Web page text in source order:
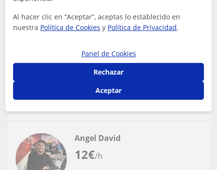
Profesora particular de primaria y ESO con
más de 7 años de experiencia
Soy Laura y llevo siendo profesora de clases particulares
disfruto haciendo mi trabaj...
12€/h
Angel David
Al hacer clic en “Aceptar”, aceptas lo establecido en
nuestra Política de Cookies y Política de Privacidad.
Panel de Cookies
Rechazar
Aceptar